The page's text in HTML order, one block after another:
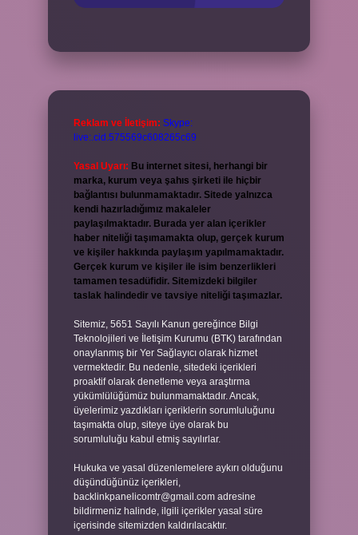
Reklam ve İletişim: Skype:
live:.cid.575569c608265c69
Yasal Uyarı: Bu internet sitesi, herhangi bir
marka, kurum veya şahıs şirketi ile hiçbir
bağlantısı bulunmamaktadır. Sitede yalnızca
kendi hazırladığımız makaleler
paylaşılmaktadır. Burada yer alan içerikler
haber niteliği taşımamakta olup, gerçek kurum
ve kişiler hakkında paylaşım yapılmamaktadır.
Gerçek kurum ve kişiler ile isim benzerlikleri
tamamen tesadüfidir. Sitemizdeki bilgiler
taslak halindedir ve tavsiye niteliği taşımazlar.
Sitemiz, 5651 Sayılı Kanun gereğince Bilgi
Teknolojileri ve İletişim Kurumu (BTK) tarafından
onaylanmış bir Yer Sağlayıcı olarak hizmet
vermektedir. Bu nedenle, sitedeki içerikleri
proaktif olarak denetleme veya araştırma
yükümlülüğümüz bulunmamaktadır. Ancak,
üyelerimiz yazdıkları içeriklerin sorumluluğunu
taşımakta olup, siteye üye olarak bu
sorumluluğu kabul etmiş sayılırlar.
Hukuka ve yasal düzenlemelere aykırı olduğunu
düşündüğünüz içerikleri,
backlinkpanelicomtr@gmail.com adresine
bildirmeniz halinde, ilgili içerikler yasal süre
içerisinde sitemizden kaldırılacaktır.